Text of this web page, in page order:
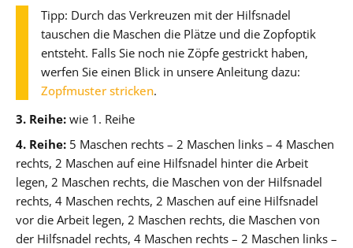
Tipp: Durch das Verkreuzen mit der Hilfsnadel
tauschen die Maschen die Plätze und die Zopfoptik
entsteht. Falls Sie noch nie Zöpfe gestrickt haben,
werfen Sie einen Blick in unsere Anleitung dazu:
Zopfmuster stricken.
3. Reihe: wie 1. Reihe
4. Reihe: 5 Maschen rechts – 2 Maschen links – 4 Maschen
rechts, 2 Maschen auf eine Hilfsnadel hinter die Arbeit
legen, 2 Maschen rechts, die Maschen von der Hilfsnadel
rechts, 4 Maschen rechts, 2 Maschen auf eine Hilfsnadel
vor die Arbeit legen, 2 Maschen rechts, die Maschen von
der Hilfsnadel rechts, 4 Maschen rechts – 2 Maschen links –